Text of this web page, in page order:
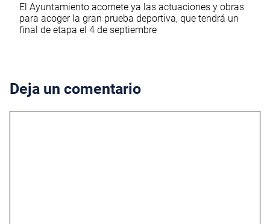
El Ayuntamiento acomete ya las actuaciones y obras
para acoger la gran prueba deportiva, que tendrá un
final de etapa el 4 de septiembre
Deja un comentario